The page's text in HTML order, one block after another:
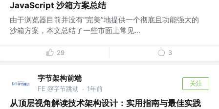
JavaScript 沙箱方案总结
由于浏览器目前并没有“完美”地提供一个彻底且功能强大的
沙箱方案，本文总结了一些市面上常见...
29 3
字节架构前端
FE @字节跳动 · 1年前
关注
从顶层视角解读技术架构设计：实用指南与最佳实践